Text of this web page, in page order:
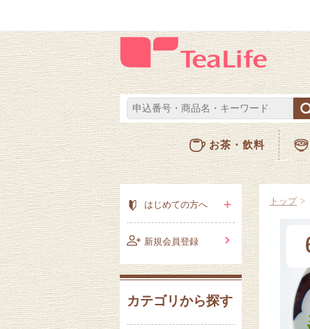
お茶・飲料
トップ
はじめての方へ
新規会員登録
カテゴリから探す